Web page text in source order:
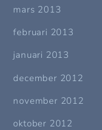
mars 2013
februari 2013
januari 2013
december 2012
november 2012
oktober 2012